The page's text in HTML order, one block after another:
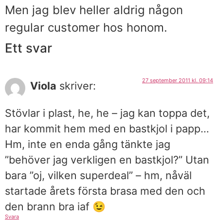
Men jag blev heller aldrig någon
regular customer hos honom.
Ett svar
Viola skriver: 27 september 2011 kl. 09:14
Stövlar i plast, he, he – jag kan toppa det,
har kommit hem med en bastkjol i papp…
Hm, inte en enda gång tänkte jag
”behöver jag verkligen en bastkjol?” Utan
bara ”oj, vilken superdeal” – hm, nåväl
startade årets första brasa med den och
den brann bra iaf 😉
Svara